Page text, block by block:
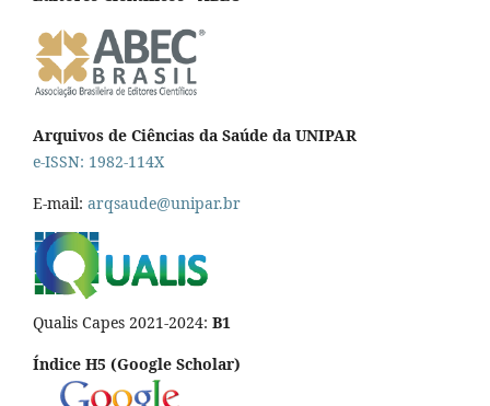
Arquivos de Ciências da Saúde da UNIPAR
e-ISSN: 1982-114X
E-mail: arqsaude@unipar.br
Qualis Capes 2021-2024: B1
Índice H5 (Google Scholar)